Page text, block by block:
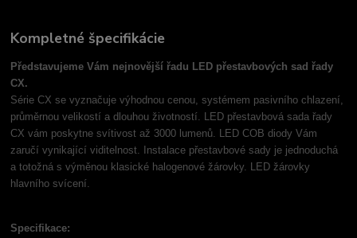
Kompletné špecifikácie
Představujeme Vám nejnovější řadu LED přestavbových sad řady
CX.
Série CX se vyznačuje výhodnou cenou, systémem pasivního chlazení,
průměrnou velikostí a dlouhou životností. LED přestavbová sada řady
CX vám poskytne svítivost až 3000 lumenů. LED COB diody Vám
zaručí vynikající viditelnost. Instalace přestavbové sady je jednoduchá
a totožná s výměnou klasické halogenové žárovky. LED žárovky
hlavního svícení.
Specifikace: